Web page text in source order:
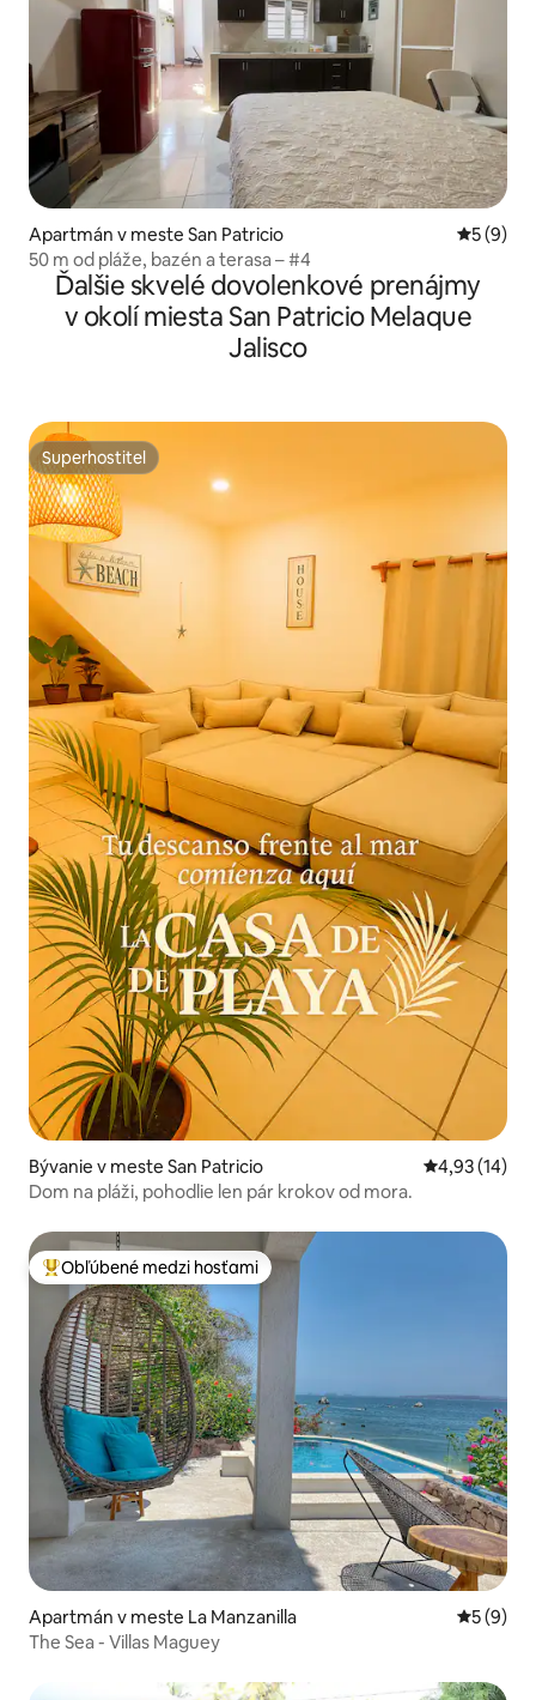
Apartmán v meste San Patricio
5 (9)
50 m od pláže, bazén a terasa – #4
Ďalšie skvelé dovolenkové prenájmy
v okolí miesta San Patricio Melaque
Jalisco
Superhostiteľ
Superhostiteľ
Bývanie v meste San Patricio Priemerné
4,93 (14)
Dom na pláži, pohodlie len pár krokov od mora.
Najobľúbenejšie medzi hosťami
Obľúbené medzi hosťami
Apartmán v meste La Manzanilla
5 (9)
The Sea - Villas Maguey